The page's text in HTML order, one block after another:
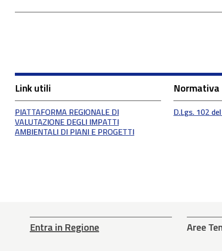
Link utili
PIATTAFORMA REGIONALE DI
VALUTAZIONE DEGLI IMPATTI
AMBIENTALI DI PIANI E PROGETTI
Normativa
D.Lgs. 102
Entra in Regione Aree